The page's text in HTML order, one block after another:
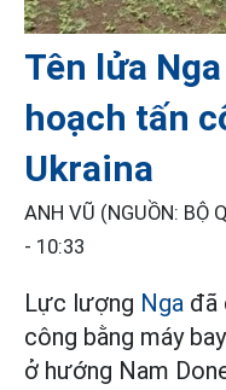
Tên lửa
hoạch tấn
Ukraina
ANH VŨ (NGUỒN: BỘ
- 10:33
Lực lượng Nga đã
công bằng máy
ở hướng Nam